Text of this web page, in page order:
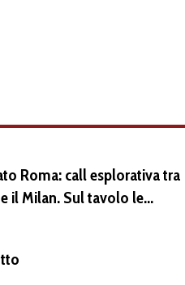
Roma: call esplorativa tra
il Milan. Sul tavolo le
e Soulé